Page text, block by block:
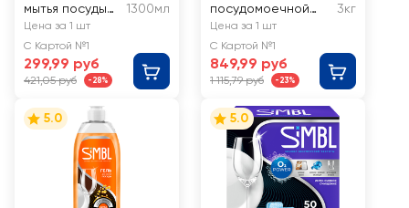
мытья посуды
MAMA ULTIMATE
Алоэ вера
1300мл
Цена за 1 шт
С Картой №1
299,99 руб
421,05 руб -28%
посудомоечной
машины SEMUT
3кг
Цена за 1 шт
С Картой №1
849,99 руб
1 115,79 руб -23%
5.0 5.0